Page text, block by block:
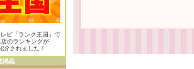
ビ「ランク王国」で
店のランキングが
介されました！